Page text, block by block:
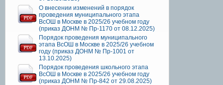
О внесении изменений в порядок
проведения муниципального этапа
ВсОШ в Москве в 2025/26 учебном году
(приказ ДОНМ № Пр-1170 от 08.12.2025)
Порядок проведения муниципального
этапа ВсОШ в Москве в 2025/26 учебном
году (приказ ДОНМ № Пр-1001 от
13.10.2025)
Порядок проведения школьного этапа
ВсОШ в Москве в 2025/26 учебном году
(приказ ДОНМ № Пр-842 от 29.08.2025)